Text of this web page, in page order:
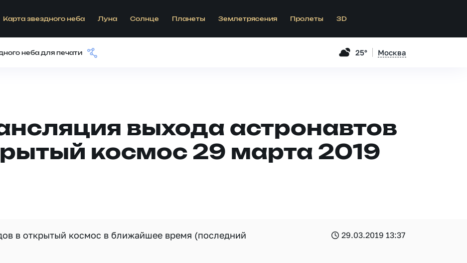
Карта звездного неба Луна Солнце Планеты Землетрясения Пролеты 3D
неба для печати 25° Москва
выхода астронавтов
космос 29 марта 2019
в открытый космос в ближайшее время (последний
29.03.2019 13:37